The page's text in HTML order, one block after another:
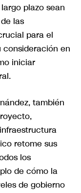
plazo sean
las
para el
consideración en
iniciar
también
retome sus
los
de cómo la
de gobierno